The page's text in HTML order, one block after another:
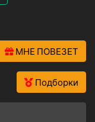
МНЕ ПОВЕЗЕТ
Подборки